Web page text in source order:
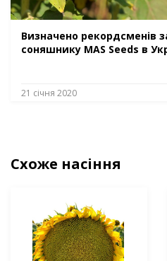
Визначено рекордсменів
соняшнику MAS Seeds в
21 січня 2020
Схоже насіння